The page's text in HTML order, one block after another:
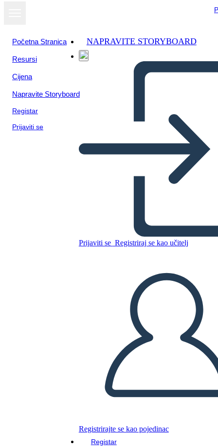
Početna Stranica
Resursi
Cijena
Napravite Storyboard
Registar
Prijaviti se
NAPRAVITE STORYBOARD
Prijaviti se Registriraj se kao učitelj
Registrirajte se kao pojedinac
Registar
Kopirajte ovaj Storyboard
REPRODUCIRAJ DIJAPROJEKCIJU
ČITAJ MI